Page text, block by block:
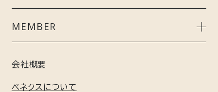
ACCESSORY
ご利用ガイド
ギフト包装について
MEMBER
新規会員登録はこちら
会社概要
ベネクスについて